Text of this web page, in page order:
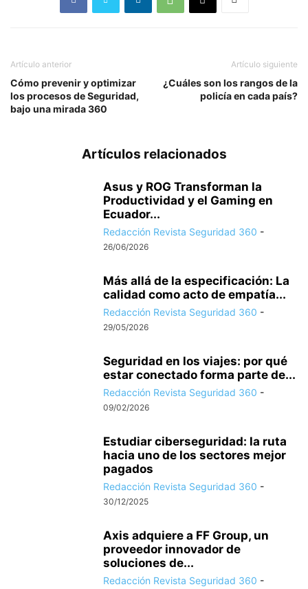
Artículo anterior
Cómo prevenir y optimizar
los procesos de Seguridad,
bajo una mirada 360
Artículo siguiente
¿Cuáles son los rangos de la
policía en cada país?
Artículos relacionados
Asus y ROG Transforman la
Productividad y el Gaming en
Ecuador...
Redacción Revista Seguridad 360 -
26/06/2026
Más allá de la especificación: La
calidad como acto de empatía...
Redacción Revista Seguridad 360 -
29/05/2026
Seguridad en los viajes: por qué
estar conectado forma parte de...
Redacción Revista Seguridad 360 -
09/02/2026
Estudiar ciberseguridad: la ruta
hacia uno de los sectores mejor
pagados
Redacción Revista Seguridad 360 -
30/12/2025
Axis adquiere a FF Group, un
proveedor innovador de
soluciones de...
Redacción Revista Seguridad 360 -